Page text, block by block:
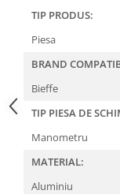
TIP PRODUS:
Piesa
BRAND
Bieffe
TIP PIESA DE
Manometru
MATERIAL:
Aluminiu